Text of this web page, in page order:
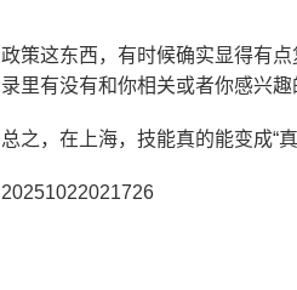
政策这东西，有时候确实显得有
录里有没有和你相关或者你感兴
总之，在上海，技能真的能变成“
20251022021726